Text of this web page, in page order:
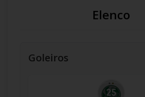
Elenco
Goleiros